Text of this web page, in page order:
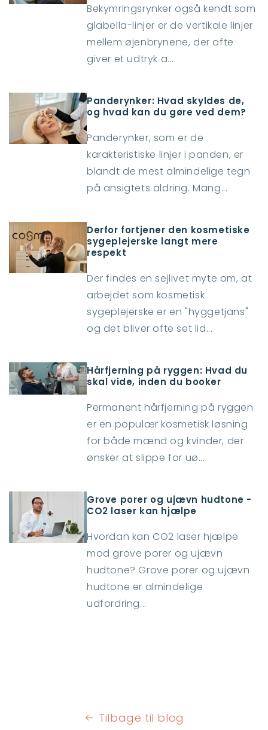
Bekymringsrynker også kendt som
glabella-linjer er de vertikale linjer
mellem øjenbrynene, der ofte
giver et udtryk a...
Panderynker: Hvad skyldes de,
og hvad kan du gøre ved dem?
Panderynker, som er de
karakteristiske linjer i panden, er
blandt de mest almindelige tegn
på ansigtets aldring. Mang...
Derfor fortjener den kosmetiske
sygeplejerske langt mere
respekt
Der findes en sejlivet myte om, at
arbejdet som kosmetisk
sygeplejerske er en "hyggetjans"
og det bliver ofte set lid...
Hårfjerning på ryggen: Hvad du
skal vide, inden du booker
Permanent hårfjerning på ryggen
er en populær kosmetisk løsning
for både mænd og kvinder, der
ønsker at slippe for uø...
Grove porer og ujævn hudtone -
CO2 laser kan hjælpe
Hvordan kan CO2 laser hjælpe
mod grove porer og ujævn
hudtone? Grove porer og ujævn
hudtone er almindelige
udfordring...
Tilbage til blog